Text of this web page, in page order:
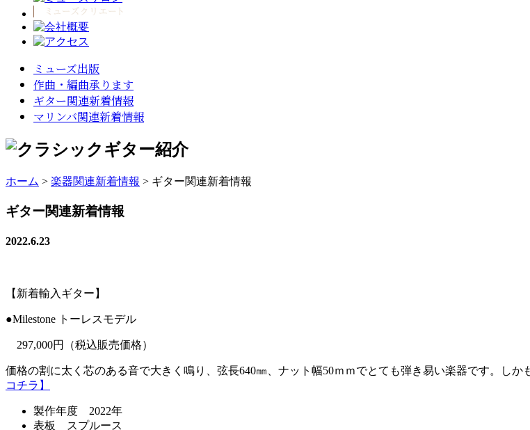
ミューズ出版
作曲・編曲承ります
ギター関連新着情報
マリンバ関連新着情報
ホーム > 楽器関連新着情報 > ギター関連新着情報
ギター関連新着情報
2022.6.23
【新着輸入ギター】
●Milestone トーレスモデル
297,000円（税込販売価格）
価格の割に太く芯のある音で大きく鳴り、弦長640㎜、ナット幅50ｍｍでとても弾き易い楽器です。し
コチラ】
製作年度 2022年
表板 スプルース